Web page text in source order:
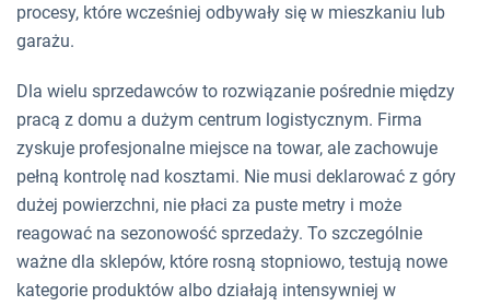
procesy, które wcześniej odbywały się w mieszkaniu lub
garażu.
Dla wielu sprzedawców to rozwiązanie pośrednie między
pracą z domu a dużym centrum logistycznym. Firma
zyskuje profesjonalne miejsce na towar, ale zachowuje
pełną kontrolę nad kosztami. Nie musi deklarować z góry
dużej powierzchni, nie płaci za puste metry i może
reagować na sezonowość sprzedaży. To szczególnie
ważne dla sklepów, które rosną stopniowo, testują nowe
kategorie produktów albo działają intensywniej w